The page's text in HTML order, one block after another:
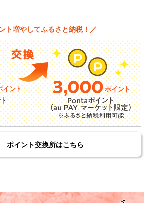
ト増やしてふるさと納税！／
ポイント交換所はこちら